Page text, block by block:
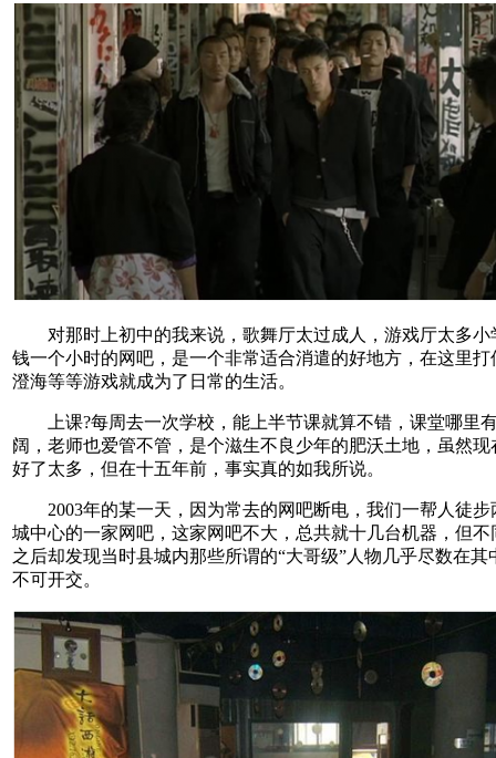
对那时上初中的我来说，歌舞厅太过成人，游戏厅太多小
钱一个小时的网吧，是一个非常适合消遣的好地方，在这里打
澄海等等游戏就成为了日常的生活。
上课?每周去一次学校，能上半节课就算不错，课堂哪里
阔，老师也爱管不管，是个滋生不良少年的肥沃土地，虽然现
好了太多，但在十五年前，事实真的如我所说。
2003年的某一天，因为常去的网吧断电，我们一帮人徒步
城中心的一家网吧，这家网吧不大，总共就十几台机器，但不
之后却发现当时县城内那些所谓的“大哥级”人物几乎尽数在其
不可开交。